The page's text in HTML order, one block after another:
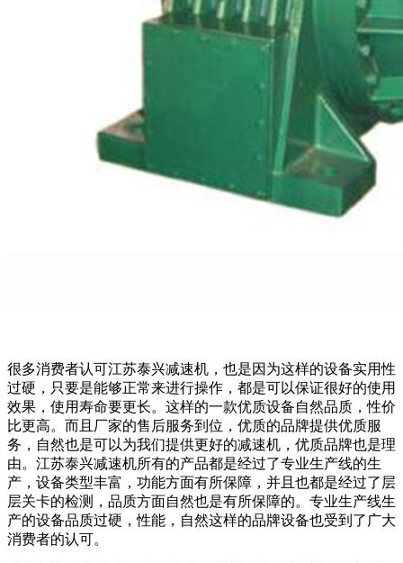
很多消费者认可江苏泰兴减速机，也是因为这样的设备实用性
过硬，只要是能够正常来进行操作，都是可以保证很好的使用
效果，使用寿命要更长。这样的一款优质设备自然品质，性价
比更高。而且厂家的售后服务到位，优质的品牌提供优质服
务，自然也是可以为我们提供更好的减速机，优质品牌也是理
由。江苏泰兴减速机所有的产品都是经过了专业生产线的生
产，设备类型丰富，功能方面有所保障，并且也都是经过了层
层关卡的检测，品质方面自然也是有所保障的。专业生产线生
产的设备品质过硬，性能，自然这样的品牌设备也受到了广大
消费者的认可。